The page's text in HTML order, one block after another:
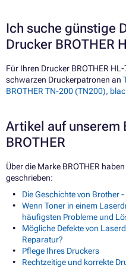
Ich suche günstige
Drucker BROTHER
Für Ihren Drucker BROTHER
schwarzen Druckerpatronen an
BROTHER TN-200 (TN200),
Artikel auf unserem
BROTHER
Über die Marke BROTHER
geschrieben:
Die Geschichte von Brother
Wenn Toner in einem
häufigsten Probleme und
Mögliche Defekte von
Reparatur?
Pflege Ihres Druckers
Rechtzeitige und korrekte